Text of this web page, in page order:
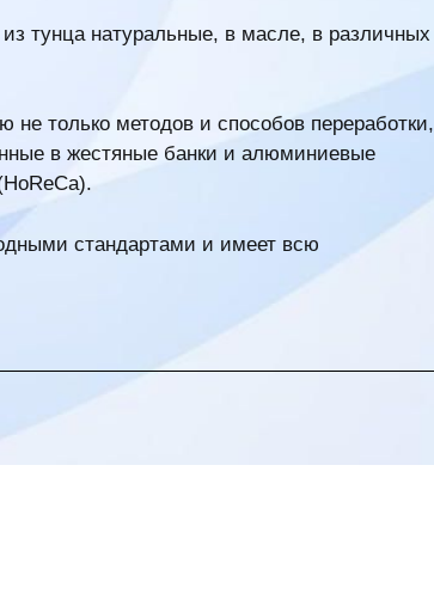
тунца натуральные, в масле, в различных
только методов и способов переработки,
в жестяные банки и алюминиевые
стандартами и имеет всю